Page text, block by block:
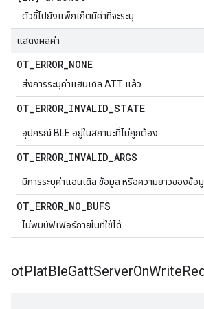
ตัวชี้ไปยังแพ็กเก็ตมีค่าที่จะระบุ
แสดงผลค่า
OT_ERROR_NONE
ส่งการระบุค่าแฮนเดิล ATT แล้ว
OT_ERROR_INVALID_STATE
อุปกรณ์ BLE อยู่ในสถานะที่ไม่ถูกต้อง
OT_ERROR_INVALID_ARGS
มีการระบุค่าแฮนเดิล ข้อมูล หรือความยาวของข้อ
OT_ERROR_NO_BUFS
ไม่พบบัฟเฟอร์ภายในที่ใช้ได้
otPlatBleGattServerOnWrite